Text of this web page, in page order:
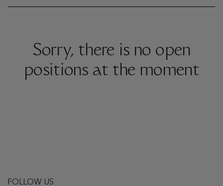
Sorry, there is no open
positions at the moment
FOLLOW US